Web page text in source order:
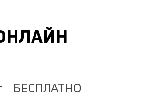
- БЕСПЛАТНО